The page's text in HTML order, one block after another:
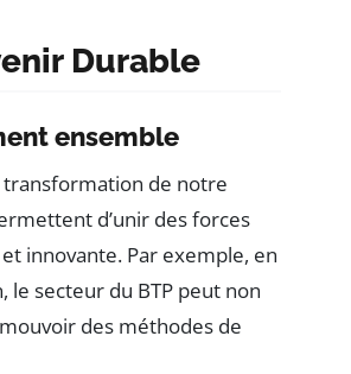
Durable
ensemble
transformation de notre
d’unir des forces
innovante. Par exemple, en
le secteur du BTP peut non
des méthodes de